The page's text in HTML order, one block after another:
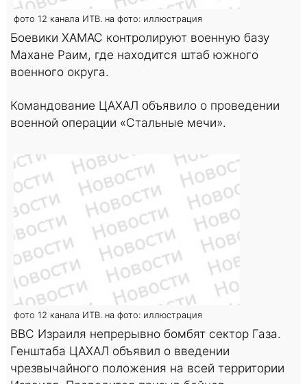
фото 12 канала ИТВ. на фото: иллюстрация
Боевики ХАМАС контролируют военную базу
Махане Раим, где находится штаб южного
военного округа.
Командование ЦАХАЛ объявило о проведении
военной операции «Стальные мечи».
фото 12 канала ИТВ. на фото: иллюстрация
ВВС Израиля непрерывно бомбят сектор Газа.
Генштаба ЦАХАЛ объявил о введении
чрезвычайного положения на всей территории